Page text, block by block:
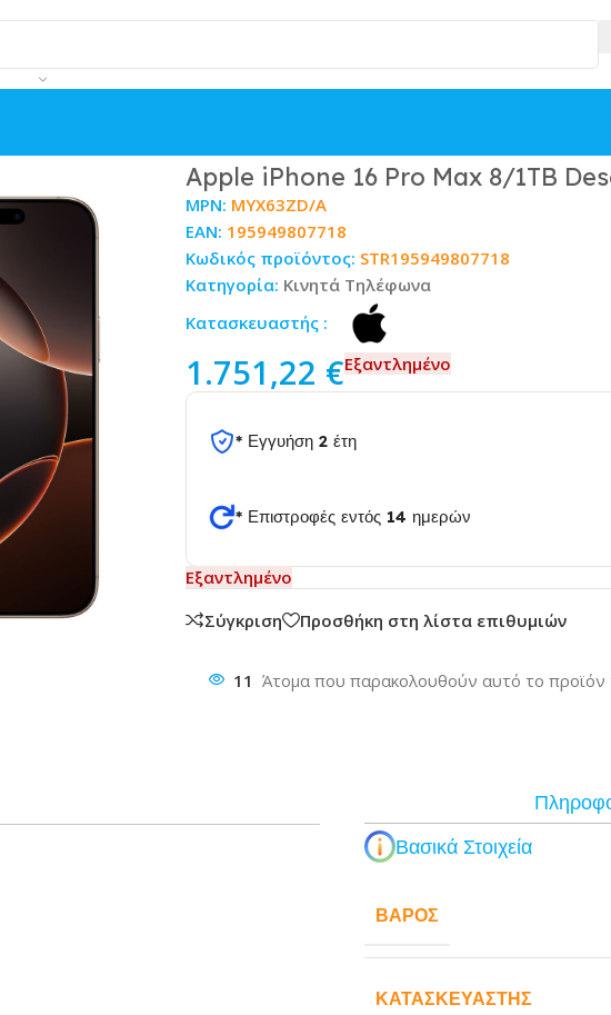
Apple iPhone 16 Pro Max 8/1TB
Κατασκευαστής :
MPN: MYX63ZD/A
EAN: 195949807718
Κωδικός προϊόντος: STR195949807718
Κατηγορία: Κινητά Τηλέφωνα
1.751,22 €Εξαντλημένο
* Εγγυήση 2 έτη
* Επιστροφές εντός 14 ημερών
Εξαντλημένο
Σύγκριση
Προσθήκη στη λίστα επιθυμιών
11 Άτομα που παρακολουθούν αυτό το προϊόν
Βασικά Στοιχεία
ΒΆΡΟΣ
ΚΑΤΑΣΚΕΥΑΣΤΉΣ